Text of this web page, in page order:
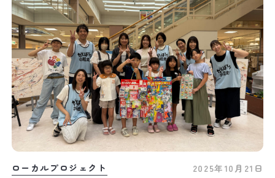
ローカルプロジェクト 2025年10月21日